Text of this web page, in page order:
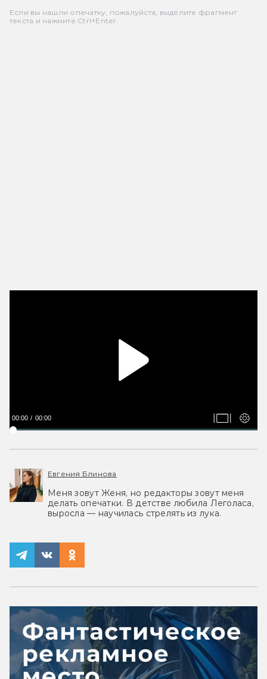
Если вы нашли опечатку, пожалуйста, выделите фрагмент
текста и нажмите Ctrl+Enter.
00:00 00:00
Евгения Блинова
Меня зовут Женя, но редакторы зовут меня
делать опечатки. В детстве любила Леголаса,
выросла — научилась стрелять из лука.